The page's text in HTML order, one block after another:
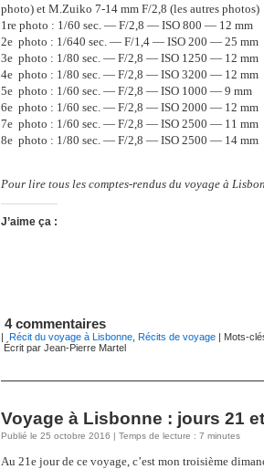
photo) et M.Zuiko 7-14 mm F/2,8 (les autres photos)
1re photo : 1/60 sec. — F/2,8 — ISO 800 — 12 mm
2e photo : 1/640 sec. — F/1,4 — ISO 200 — 25 mm
3e photo : 1/80 sec. — F/2,8 — ISO 1250 — 12 mm
4e photo : 1/80 sec. — F/2,8 — ISO 3200 — 12 mm
5e photo : 1/60 sec. — F/2,8 — ISO 1000 — 9 mm
6e photo : 1/60 sec. — F/2,8 — ISO 2000 — 12 mm
7e photo : 1/60 sec. — F/2,8 — ISO 2500 — 11 mm
8e photo : 1/80 sec. — F/2,8 — ISO 2500 — 14 mm
Pour lire tous les comptes-rendus du voyage à
J’aime ça :
4 commentaires
| Récit du voyage à Lisbonne Récits de voyage | Mots-
Écrit par Jean-Pierre Martel
Voyage à Lisbonne : jours 21
Publié le 25 octobre 2016 | Temps de lecture : 7 minutes
Au 21e jour de ce voyage, c’est mon troisième